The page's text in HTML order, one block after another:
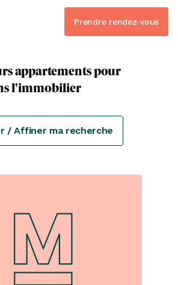
Prendre rendez-vous
appartements pour
l'immobilier
/ Affiner ma recherche